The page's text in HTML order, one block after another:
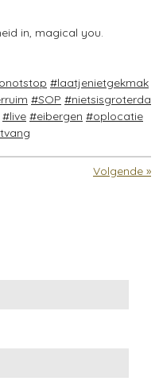
in, magical you.
#laatjenietgekmak
#SOP #nietsisgroterda
#live #eibergen #oplocatie
Volgende »